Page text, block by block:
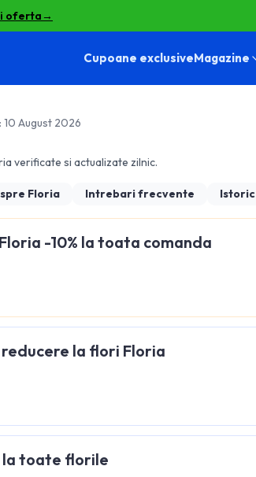
oferta→
Cupoane exclusiveMagazine
10 August 2026
verificate si actualizate zilnic.
Floria Intrebari frecvente Istoric
-10% la toata comanda
la flori Floria
la toate florile